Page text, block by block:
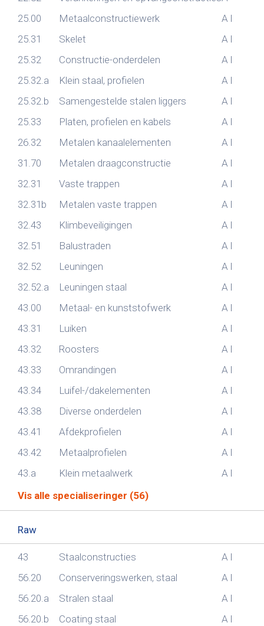
25.00
Metaalconstructiewerk A I
25.31
Skelet A I
25.32
Constructie-onderdelen A I
25.32.a
Klein staal, profielen A I
25.32.b
Samengestelde stalen liggers A I
25.33
Platen, profielen en kabels A I
26.32
Metalen kanaalelementen A I
31.70
Metalen draagconstructie A I
32.31
Vaste trappen A I
32.31b
Metalen vaste trappen A I
32.43
Klimbeveiligingen A I
32.51
Balustraden A I
32.52
Leuningen A I
32.52.a
Leuningen staal A I
43.00
Metaal- en kunststofwerk A I
43.31
Luiken A I
43.32
Roosters A I
43.33
Omrandingen A I
43.34
Luifel-/dakelementen A I
43.38
Diverse onderdelen A I
43.41
Afdekprofielen A I
43.42
Metaalprofielen A I
43.a
Klein metaalwerk A I
Vis alle specialiseringer (56)
Raw
43 Staalconstructies A I
56.20
Conserveringswerken, staal A I
56.20.a
Stralen staal A I
56.20.b
Coating staal A I